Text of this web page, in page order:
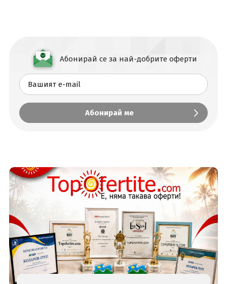
Абонирай се за най-добрите оферти